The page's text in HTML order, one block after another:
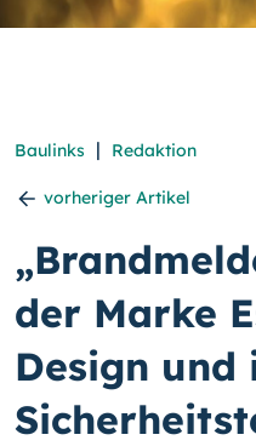
Baulinks | Redaktion
vorheriger Artikel
der Marke
Design